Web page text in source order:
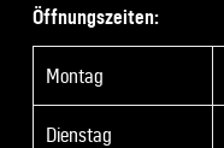
Öffnungszeiten:
Montag
Dienstag